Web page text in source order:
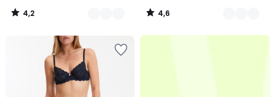
4,2
/
4,6
/